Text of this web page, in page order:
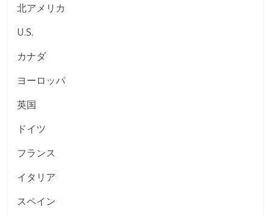
北アメリカ
U.S.
カナダ
ヨーロッパ
英国
ドイツ
フランス
イタリア
スペイン